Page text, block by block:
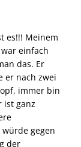
es!!! Meinem
einfach
das. Er
er nach zwei
immer bin
ist ganz
gegen
der